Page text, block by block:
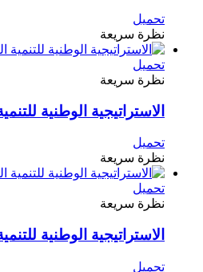
تحميل
نظرة سريعة
تحميل
نظرة سريعة
الاستراتيجية الوطنية للتنمية
تحميل
نظرة سريعة
تحميل
نظرة سريعة
الاستراتيجية الوطنية للتنمية
تحميل